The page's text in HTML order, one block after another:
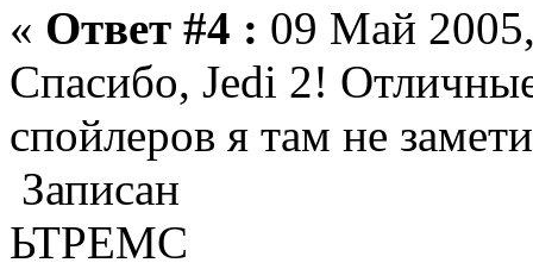
« Ответ #4 : 09 Май
Спасибо, Jedi 2!
спойлеров я там не
Записан
ЬТРЕМС